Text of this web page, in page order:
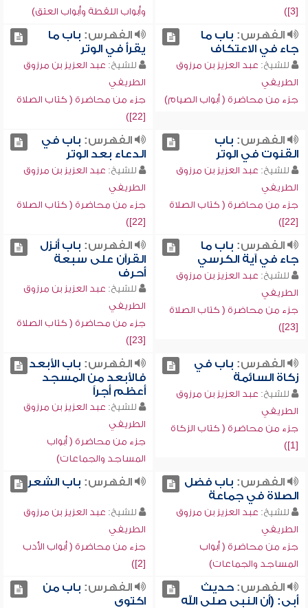
[3])
وأبواب اللقطة وأبواب العتق)
الفهرس: باب ما
جاء في الاعتكاف
للشيخ: عبد العزيز بن مرزوق
الطريفي
جزء من محاضرة ( أبواب الصيام)
الفهرس: باب ما
يقرأ في الوتر
للشيخ: عبد العزيز بن مرزوق
الطريفي
جزء من محاضرة ( كتاب الصلاة
[22])
الفهرس: باب
القنوت في الوتر
للشيخ: عبد العزيز بن مرزوق
الطريفي
جزء من محاضرة ( كتاب الصلاة
[22])
الفهرس: باب في
الدعاء بعد الوتر
للشيخ: عبد العزيز بن مرزوق
الطريفي
جزء من محاضرة ( كتاب الصلاة
[22])
الفهرس: باب ما
جاء في آية الكرسي
للشيخ: عبد العزيز بن مرزوق
الطريفي
جزء من محاضرة ( كتاب الصلاة
[23])
الفهرس: باب أنزل
القرآن على سبعة
أحرف
للشيخ: عبد العزيز بن مرزوق
الطريفي
جزء من محاضرة ( كتاب الصلاة
[23])
الفهرس: باب في
زكاة السائمة
للشيخ: عبد العزيز بن مرزوق
الطريفي
جزء من محاضرة ( كتاب الزكاة
[1])
الفهرس: باب الأبعد
فالأبعد من المسجد
أعظم أجراً
للشيخ: عبد العزيز بن مرزوق
الطريفي
جزء من محاضرة ( أبواب
المساجد والجماعات)
الفهرس: باب فضل
الصلاة في جماعة
للشيخ: عبد العزيز بن مرزوق
الطريفي
جزء من محاضرة ( أبواب
المساجد والجماعات)
الفهرس: باب الشعر
للشيخ: عبد العزيز بن مرزوق
الطريفي
جزء من محاضرة ( أبواب الأدب
[2])
الفهرس:حديث
أبي: (أن النبي صلى الله
الفهرس: باب من
اكتوى